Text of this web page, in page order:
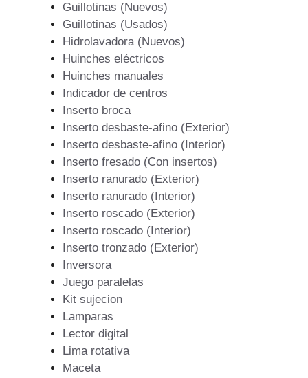
Guillotinas (Nuevos)
Guillotinas (Usados)
Hidrolavadora (Nuevos)
Huinches eléctricos
Huinches manuales
Indicador de centros
Inserto broca
Inserto desbaste-afino (Exterior)
Inserto desbaste-afino (Interior)
Inserto fresado (Con insertos)
Inserto ranurado (Exterior)
Inserto ranurado (Interior)
Inserto roscado (Exterior)
Inserto roscado (Interior)
Inserto tronzado (Exterior)
Inversora
Juego paralelas
Kit sujecion
Lamparas
Lector digital
Lima rotativa
Maceta